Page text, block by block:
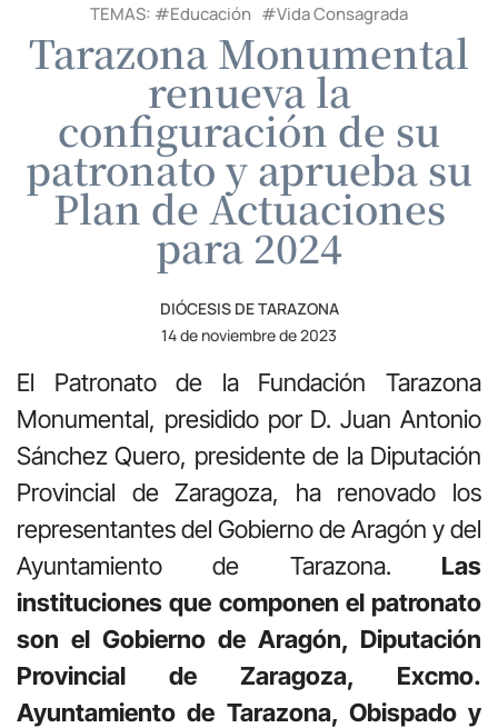
TEMAS: #Educación #Vida Consagrada
Tarazona Monumental
renueva la
configuración de su
patronato y aprueba su
Plan de Actuaciones
para 2024
DIÓCESIS DE TARAZONA
14 de noviembre de 2023
El Patronato de la Fundación Tarazona
Monumental, presidido por D. Juan Antonio
Sánchez Quero, presidente de la Diputación
Provincial de Zaragoza, ha renovado los
representantes del Gobierno de Aragón y del
Ayuntamiento de Tarazona. Las
instituciones que componen el patronato
son el Gobierno de Aragón, Diputación
Provincial de Zaragoza, Excmo.
Ayuntamiento de Tarazona, Obispado y